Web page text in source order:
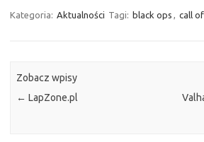
Kategoria: Aktualności Tagi: black ops , call
Zobacz wpisy
← LapZone.pl